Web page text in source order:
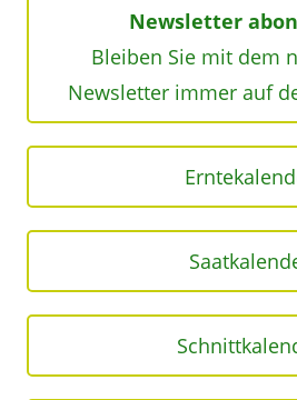
Newsletter
Bleiben Sie mit dem
Newsletter immer auf